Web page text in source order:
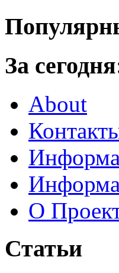
За
About
О
Статьи